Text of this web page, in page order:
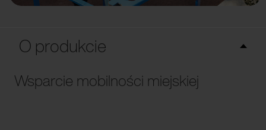
O produkcie
Wsparcie mobilności miejskiej